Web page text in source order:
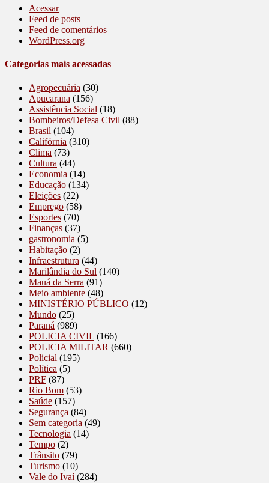
Acessar
Feed de posts
Feed de comentários
WordPress.org
Categorias mais acessadas
Agropecuária (30)
Apucarana (156)
Assistência Social (18)
Bombeiros/Defesa Civil (88)
Brasil (104)
Califórnia (310)
Clima (73)
Cultura (44)
Economia (14)
Educação (134)
Eleições (22)
Emprego (58)
Esportes (70)
Finanças (37)
gastronomia (5)
Habitação (2)
Infraestrutura (44)
Marilândia do Sul (140)
Mauá da Serra (91)
Meio ambiente (48)
MINISTÉRIO PÚBLICO (12)
Mundo (25)
Paraná (989)
POLICIA CIVIL (166)
POLICIA MILITAR (660)
Policial (195)
Política (5)
PRF (87)
Rio Bom (53)
Saúde (157)
Segurança (84)
Sem categoria (49)
Tecnologia (14)
Tempo (2)
Trânsito (79)
Turismo (10)
Vale do Ivaí(284)